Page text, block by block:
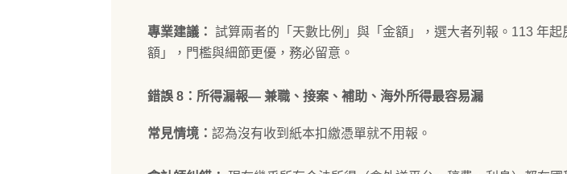
專業建議： 試算兩者的「天數比例」與「金額」，選大者列報。113 年
額」，門檻與細節更優，務必留意。
錯誤 8：所得漏報— 兼職、接案、補助、海外所得最容易漏
常見情境：認為沒有收到紙本扣繳憑單就不用報。